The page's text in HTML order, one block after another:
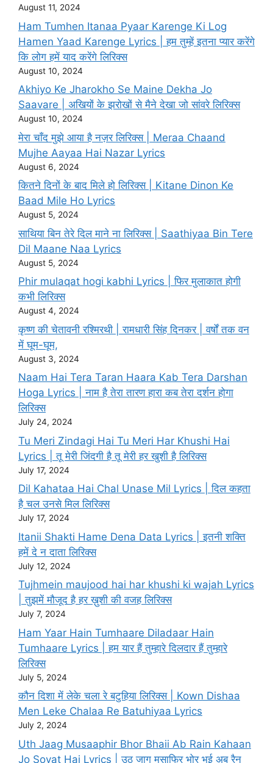
August 11, 2024
Ham Tumhen Itanaa Pyaar Karenge Ki Log
Hamen Yaad Karenge Lyrics | हम तुम्हें इतना प्यार करेंगे
कि लोग हमें याद करेंगे लिरिक्स
August 10, 2024
Akhiyo Ke Jharokho Se Maine Dekha Jo
Saavare | अखियों के झरोखों से मैने देखा जो सांवरे लिरिक्स
August 10, 2024
मेरा चाँद मुझे आया है नज़र लिरिक्स | Meraa Chaand
Mujhe Aayaa Hai Nazar Lyrics
August 6, 2024
कितने दिनों के बाद मिले हो लिरिक्स | Kitane Dinon Ke
Baad Mile Ho Lyrics
August 5, 2024
साथिया बिन तेरे दिल माने ना लिरिक्स | Saathiyaa Bin Tere
Dil Maane Naa Lyrics
August 5, 2024
Phir mulaqat hogi kabhi Lyrics | फिर मुलाकात होगी
कभी लिरिक्स
August 4, 2024
कृष्ण की चेतावनी रश्मिरथी | रामधारी सिंह दिनकर | वर्षों तक वन
में घूम-घूम,
August 3, 2024
Naam Hai Tera Taran Haara Kab Tera Darshan
Hoga Lyrics | नाम है तेरा तारण हारा कब तेरा दर्शन होगा
लिरिक्स
July 24, 2024
Tu Meri Zindagi Hai Tu Meri Har Khushi Hai
Lyrics | तू मेरी जिंदगी है तू मेरी हर खुशी है लिरिक्स
July 17, 2024
Dil Kahataa Hai Chal Unase Mil Lyrics | दिल कहता
है चल उनसे मिल लिरिक्स
July 17, 2024
Itanii Shakti Hame Dena Data Lyrics | इतनी शक्ति
हमें दे न दाता लिरिक्स
July 12, 2024
Tujhmein maujood hai har khushi ki wajah Lyrics
| तुझमें मौजूद है हर ख़ुशी की वजह लिरिक्स
July 7, 2024
Ham Yaar Hain Tumhaare Diladaar Hain
Tumhaare Lyrics | हम यार हैं तुम्हारे दिलदार हैं तुम्हारे
लिरिक्स
July 5, 2024
कौन दिशा में लेके चला रे बटुहिया लिरिक्स | Kown Dishaa
Men Leke Chalaa Re Batuhiyaa Lyrics
July 2, 2024
Uth Jaag Musaaphir Bhor Bhaii Ab Rain Kahaan
Jo Sovat Hai Lyrics | उठ जाग मुसाफिर भोर भई अब रैन